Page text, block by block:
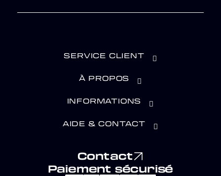
SERVICE CLIENT
À PROPOS
INFORMATIONS
AIDE & CONTACT
Contact
Paiement sécurisé